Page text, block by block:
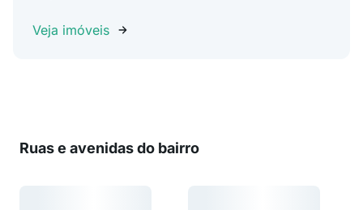
Veja imóveis
Ruas e avenidas do bairro